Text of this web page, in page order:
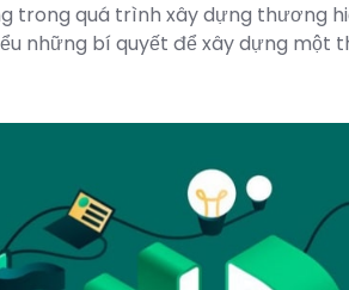
quá trình xây dựng thương
những bí quyết để xây dựng một